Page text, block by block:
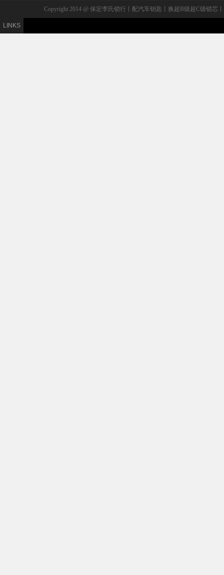
Copyright 2014 @ 保定李氏锁行丨配汽车钥匙丨换超B级超C级锁
LINKS